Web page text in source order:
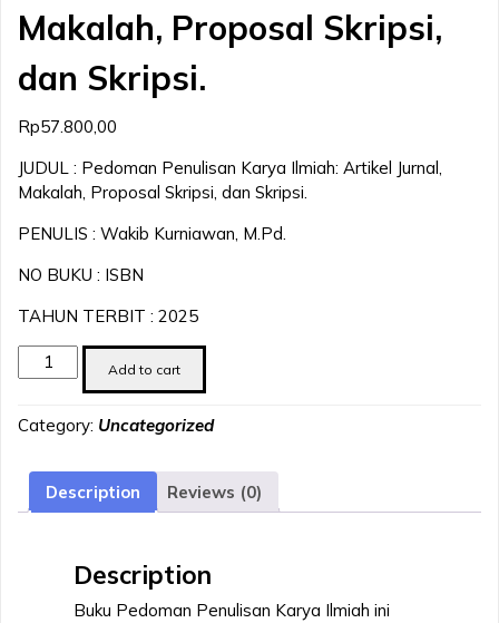
Makalah, Proposal Skripsi,
dan Skripsi.
Rp57.800,00
JUDUL : Pedoman Penulisan Karya Ilmiah: Artikel Jurnal,
Makalah, Proposal Skripsi, dan Skripsi.
PENULIS : Wakib Kurniawan, M.Pd.
NO BUKU : ISBN
TAHUN TERBIT : 2025
Pedoman
Penulisan
Ilmiah:
Jurnal,
Makalah,
Add to cart
Category: Uncategorized
Description Reviews (0)
Description
Buku Pedoman Penulisan Karya Ilmiah ini